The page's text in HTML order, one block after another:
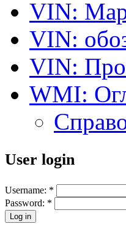
VIN:
VIN:
VIN:
WMI:
User login
Username: *
Password: *